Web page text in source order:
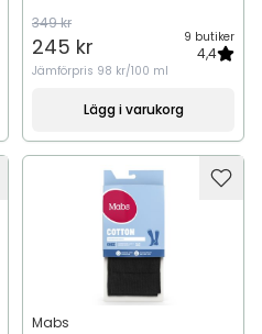
349 kr
245 kr 9 butiker
4,4
Jämförpris 98 kr/100 ml
Lägg i varukorg
Mabs